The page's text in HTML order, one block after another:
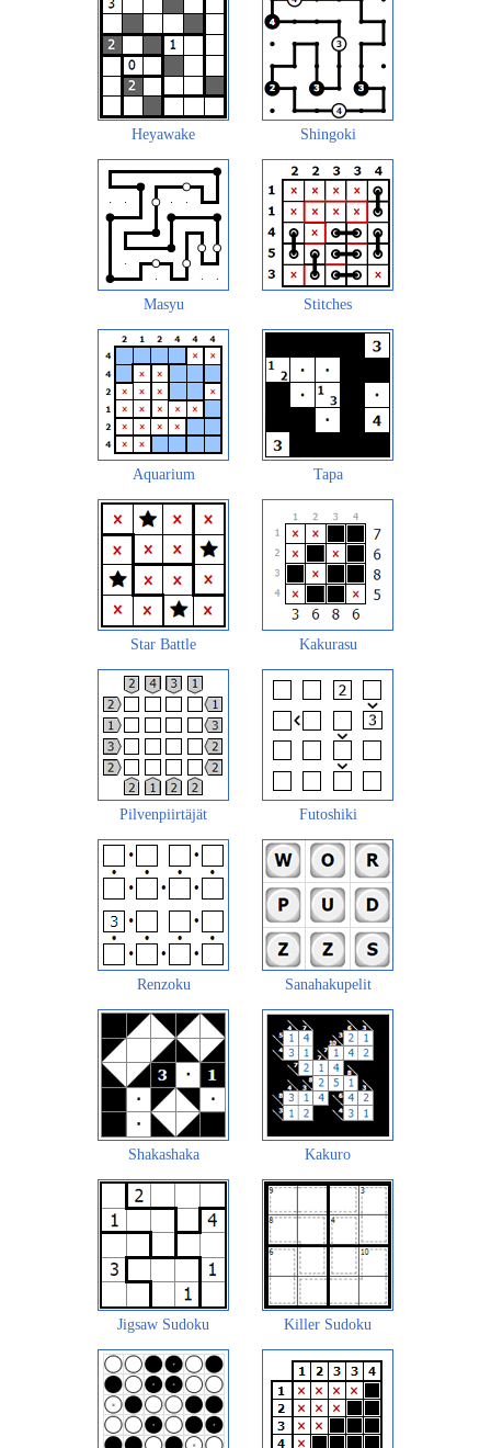
Heyawake Shingoki
Masyu Stitches
Aquarium Tapa
Star Battle Kakurasu
Pilvenpiirtäjät Futoshiki
Renzoku Sanahakupelit
Shakashaka Kakuro
Jigsaw Sudoku Killer Sudoku